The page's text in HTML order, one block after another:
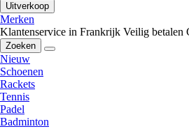
Uitverkoop
Merken
Klantenservice in Frankrijk Veilig betalen
Zoeken
Nieuw
Schoenen
Rackets
Tennis
Padel
Badminton